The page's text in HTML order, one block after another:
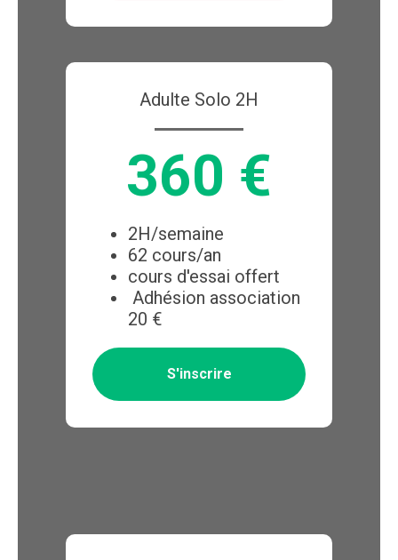
Adulte Solo 2H
360 €
2H/semaine
62 cours/an
cours d'essai offert
Adhésion association
20 €
S'inscrire